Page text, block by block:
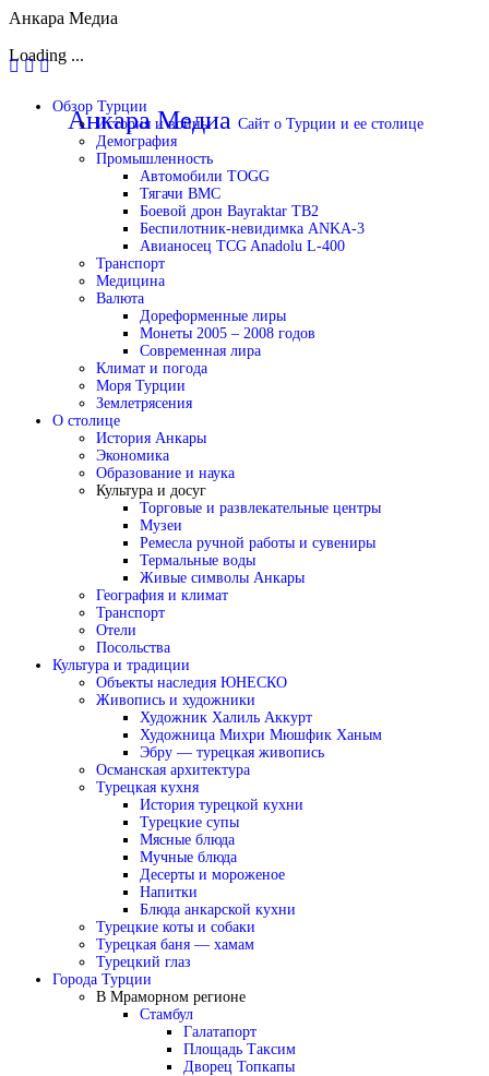
Анкара Медиа
Loading ...
содержимомуАнкара Медиа Сайт о Турции и ее столице
Обзор Турции
История и войны
Демография
Промышленность
Автомобили TOGG
Тягачи BMC
Боевой дрон Bayraktar TB2
Беспилотник-невидимка ANKA-3
Авианосец TCG Anadolu L-400
Транспорт
Медицина
Валюта
Дореформенные лиры
Монеты 2005 – 2008 годов
Современная лира
Климат и погода
Моря Турции
Землетрясения
О столице
История Анкары
Экономика
Образование и наука
Культура и досуг
Торговые и развлекательные центры
Музеи
Ремесла ручной работы и сувениры
Термальные воды
Живые символы Анкары
География и климат
Транспорт
Отели
Посольства
Культура и традиции
Объекты наследия ЮНЕСКО
Живопись и художники
Художник Халиль Аккурт
Художница Михри Мюшфик Ханым
Эбру — турецкая живопись
Османская архитектура
Турецкая кухня
История турецкой кухни
Турецкие супы
Мясные блюда
Мучные блюда
Десерты и мороженое
Напитки
Блюда анкарской кухни
Турецкие коты и собаки
Турецкая баня — хамам
Турецкий глаз
Города Турции
В Мраморном регионе
Стамбул
Галатапорт
Площадь Таксим
Дворец Топкапы